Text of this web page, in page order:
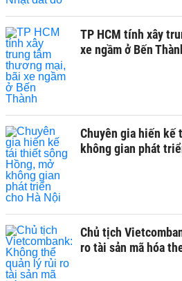
TP HCM tính xây
xe ngầm ở Bến
Chuyên gia hiến kế
không gian phát
Chủ tịch
ro tài sản mã hóa